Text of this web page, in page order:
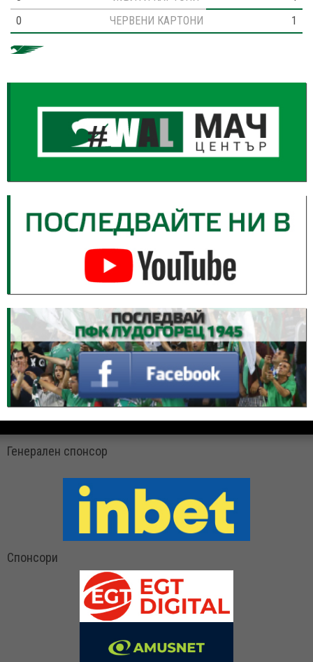
0
ЧЕРВЕНИ КАРТОНИ 1
Генерален спонсор
Спонсори